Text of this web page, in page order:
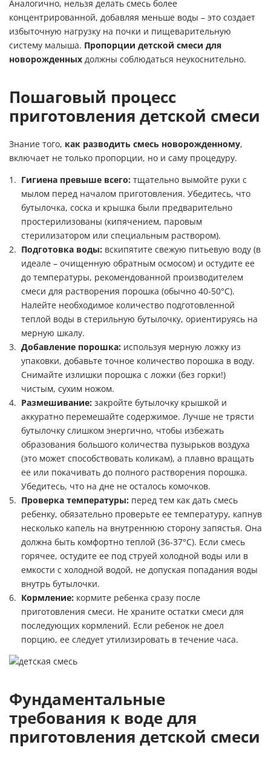
Аналогично, нельзя делать смесь более
концентрированной, добавляя меньше воды – это создает
избыточную нагрузку на почки и пищеварительную
систему малыша. Пропорции детской смеси для
новорожденных должны соблюдаться неукоснительно.
Пошаговый процесс
приготовления детской смеси
Знание того, как разводить смесь новорожденному,
включает не только пропорции, но и саму процедуру.
Гигиена превыше всего: тщательно вымойте руки с
мылом перед началом приготовления. Убедитесь, что
бутылочка, соска и крышка были предварительно
простерилизованы (кипячением, паровым
стерилизатором или специальным раствором).
Подготовка воды: вскипятите свежую питьевую воду (в
идеале – очищенную обратным осмосом) и остудите ее
до температуры, рекомендованной производителем
смеси для растворения порошка (обычно 40-50°C).
Налейте необходимое количество подготовленной
теплой воды в стерильную бутылочку, ориентируясь на
мерную шкалу.
Добавление порошка: используя мерную ложку из
упаковки, добавьте точное количество порошка в воду.
Снимайте излишки порошка с ложки (без горки!)
чистым, сухим ножом.
Размешивание: закройте бутылочку крышкой и
аккуратно перемешайте содержимое. Лучше не трясти
бутылочку слишком энергично, чтобы избежать
образования большого количества пузырьков воздуха
(это может способствовать коликам), а плавно вращать
ее или покачивать до полного растворения порошка.
Убедитесь, что на дне не осталось комочков.
Проверка температуры: перед тем как дать смесь
ребенку, обязательно проверьте ее температуру, капнув
несколько капель на внутреннюю сторону запястья. Она
должна быть комфортно теплой (36-37°C). Если смесь
горячее, остудите ее под струей холодной воды или в
емкости с холодной водой, не допуская попадания воды
внутрь бутылочки.
Кормление: кормите ребенка сразу после
приготовления смеси. Не храните остатки смеси для
последующих кормлений. Если ребенок не доел
порцию, ее следует утилизировать в течение часа.
Фундаментальные
требования к воде для
приготовления детской смеси